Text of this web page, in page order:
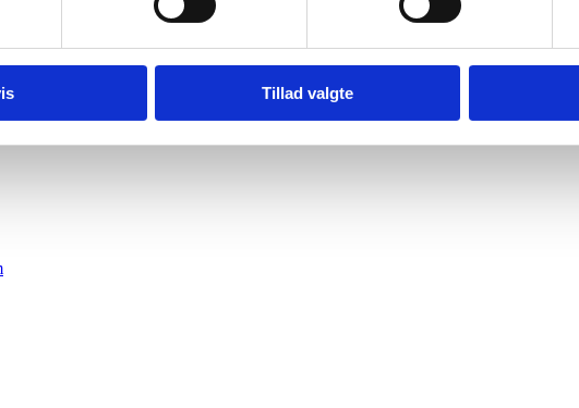
Tillad valgte